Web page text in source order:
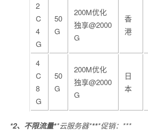
2
C
4
G
50
G
200M优化
独享@2000
G
香
港
4
C
8
G
50
G
200M优化
独享@2000
G
日
本
*2、不限流量**云服务器****促销：***